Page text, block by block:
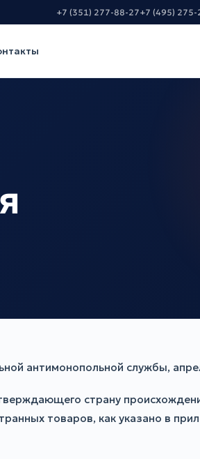
+7 (351) 277-88-27+7 (495) 275-
антимонопольной службы,
страну
товаров, как указано в